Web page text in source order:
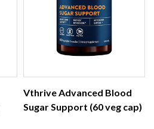
Vthrive Advanced Blood
Sugar Support (60 veg cap)